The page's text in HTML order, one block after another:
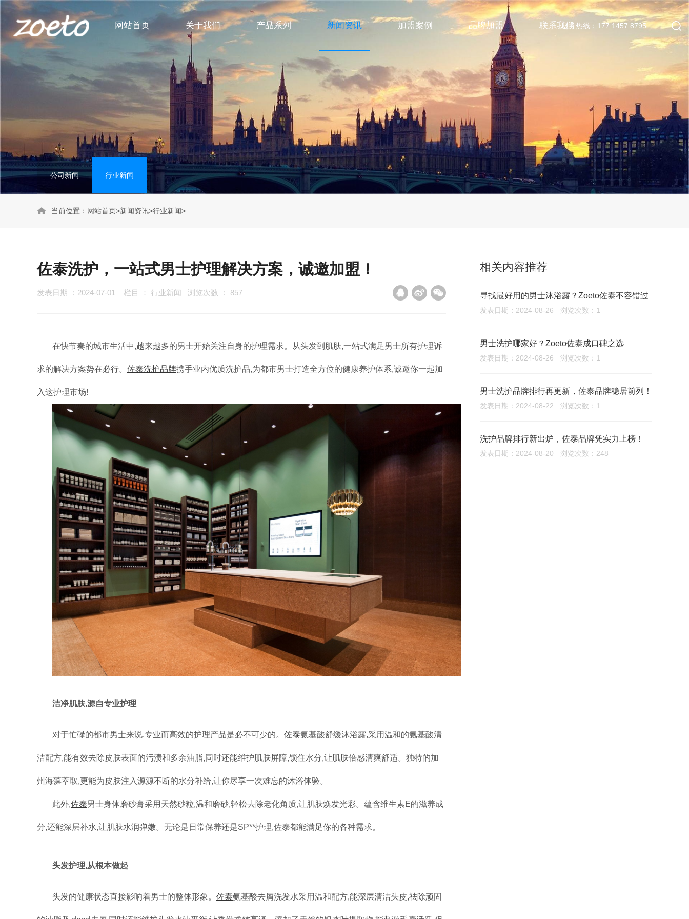
网站首页 关于我们 产品系列
身体护理系列
头部护理系列
新闻资讯
公司新闻
行业新闻
加盟案例 品牌加盟 联系我们服务热线：177 1457 8795
公司新闻 行业新闻
当前位置： 网站首页>新闻资讯>行业新闻>
佐泰洗护，一站式男士护理解决方案，诚邀加盟！
发表日期 ：2024-07-01 栏目 ： 行业新闻 浏览次数 ： 857
在快节奏的城市生活中,越来越多的男士开始关注自身的护理需求。从头发到肌肤,一站式满足男士所有护理诉
求的解决方案势在必行。 佐泰洗护品牌携手业内优质洗护品,为都市男士打造全方位的健康养护体系,诚邀你一起加
入这护理市场!
洁净肌肤,源自专业护理
对于忙碌的都市男士来说,专业而高效的护理产品是必不可少的。 佐泰氨基酸舒缓沐浴露,采用温和的氨基酸清
洁配方,能有效去除皮肤表面的污渍和多余油脂,同时还能维护肌肤屏障,锁住水分,让肌肤倍感清爽舒适。独特的加
州海藻萃取,更能为皮肤注入源源不断的水分补给,让你尽享一次难忘的沐浴体验。
此外,佐泰男士身体磨砂膏采用天然砂粒,温和磨砂,轻松去除老化角质,让肌肤焕发光彩。蕴含维生素E的滋养成
分,还能深层补水,让肌肤水润弹嫩。无论是日常保养还是SP**护理,佐泰都能满足你的各种需求。
头发护理,从根本做起
头发的健康状态直接影响着男士的整体形象。 佐泰氨基酸去屑洗发水采用温和配方,能深层清洁头皮,祛除顽固
相关内容推荐
寻找最好用的男士沐浴露？Zoeto佐泰不容错过
发表日期：2024-08-26 浏览次数：1
男士洗护哪家好？Zoeto佐泰成口碑之选
发表日期：2024-08-26 浏览次数：1
男士洗护品牌排行再更新，佐泰品牌稳居前列！
发表日期：2024-08-22 浏览次数：1
洗护品牌排行新出炉，佐泰品牌凭实力上榜！
发表日期：2024-08-20 浏览次数：248